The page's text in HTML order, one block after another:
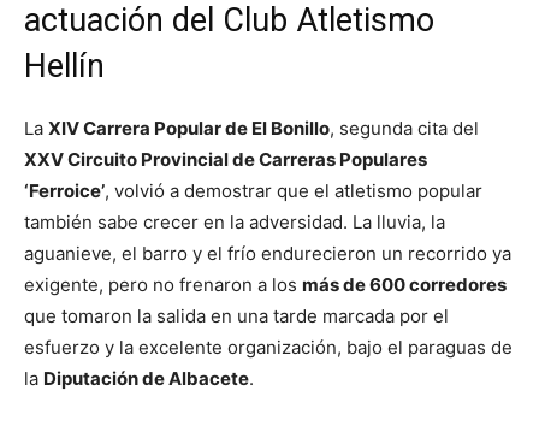
actuación del Club Atletismo
Hellín
La XIV Carrera Popular de El Bonillo, segunda cita del
XXV Circuito Provincial de Carreras Populares
‘Ferroice’, volvió a demostrar que el atletismo popular
también sabe crecer en la adversidad. La lluvia, la
aguanieve, el barro y el frío endurecieron un recorrido ya
exigente, pero no frenaron a los más de 600 corredores
que tomaron la salida en una tarde marcada por el
esfuerzo y la excelente organización, bajo el paraguas de
la Diputación de Albacete.